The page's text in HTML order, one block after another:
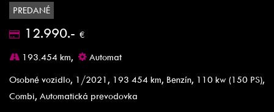
PREDANÉ
12.990.- €
193.454 km,
Automat
Osobné vozidlo, 1/2021, 193 454 km, Benzín, 110 kw (150 PS),
Combi, Automatická prevodovka